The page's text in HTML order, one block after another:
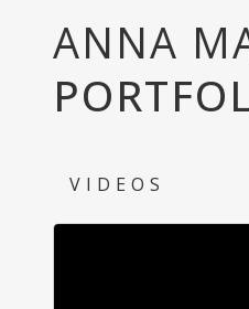
ANNA
VIDEOS